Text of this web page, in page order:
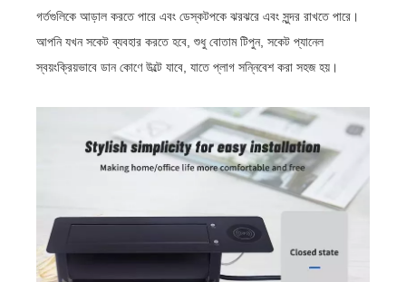
গর্তগুলিকে আড়াল করতে পারে এবং ডেস্কটপকে ঝরঝরে এবং সুন্দর রাখতে পারে।
আপনি যখন সকেট ব্যবহার করতে হবে, শুধু বোতাম টিপুন, সকেট প্যানেল
স্বয়ংক্রিয়ভাবে ডান কোণে উল্টে যাবে, যাতে প্লাগ সন্নিবেশ করা সহজ হয়।